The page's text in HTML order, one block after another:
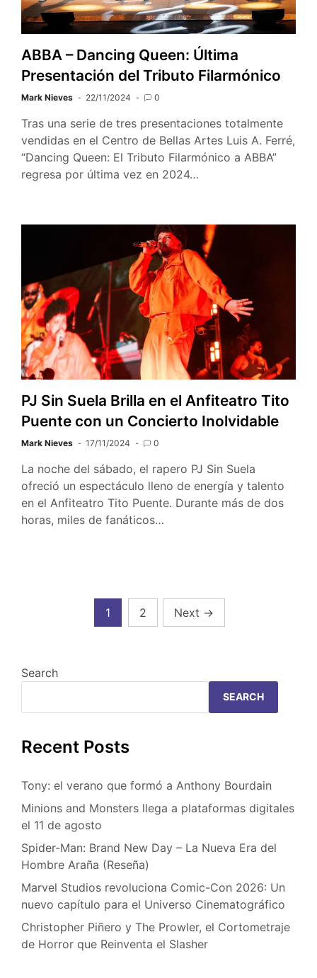
ABBA – Dancing Queen: Última
Presentación del Tributo Filarmónico
Mark Nieves 22/11/2024 0
Tras una serie de tres presentaciones totalmente
vendidas en el Centro de Bellas Artes Luis A. Ferré,
“Dancing Queen: El Tributo Filarmónico a ABBA”
regresa por última vez en 2024…
PJ Sin Suela Brilla en el Anfiteatro Tito
Puente con un Concierto Inolvidable
Mark Nieves 17/11/2024 0
La noche del sábado, el rapero PJ Sin Suela
ofreció un espectáculo lleno de energía y talento
en el Anfiteatro Tito Puente. Durante más de dos
horas, miles de fanáticos…
1 2 Next →
Search
SEARCH
Recent Posts
Tony: el verano que formó a Anthony Bourdain
Minions and Monsters llega a plataformas digitales
el 11 de agosto
Spider-Man: Brand New Day – La Nueva Era del
Hombre Araña (Reseña)
Marvel Studios revoluciona Comic-Con 2026: Un
nuevo capítulo para el Universo Cinematográfico
Christopher Piñero y The Prowler, el Cortometraje
de Horror que Reinventa el Slasher